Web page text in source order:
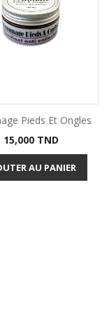
Pieds Et Ongles
Prix
15,000 TND
AU PANIER